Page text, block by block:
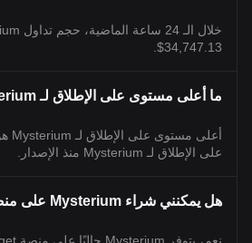
34,747.13$.
ما أعلى مستوى على الإطلاق لـ Mysterium؟
على الإطلاق لـ Mysterium منذ الإصدار.
هل يمكنني شراء Mysterium على منصة Bitget؟